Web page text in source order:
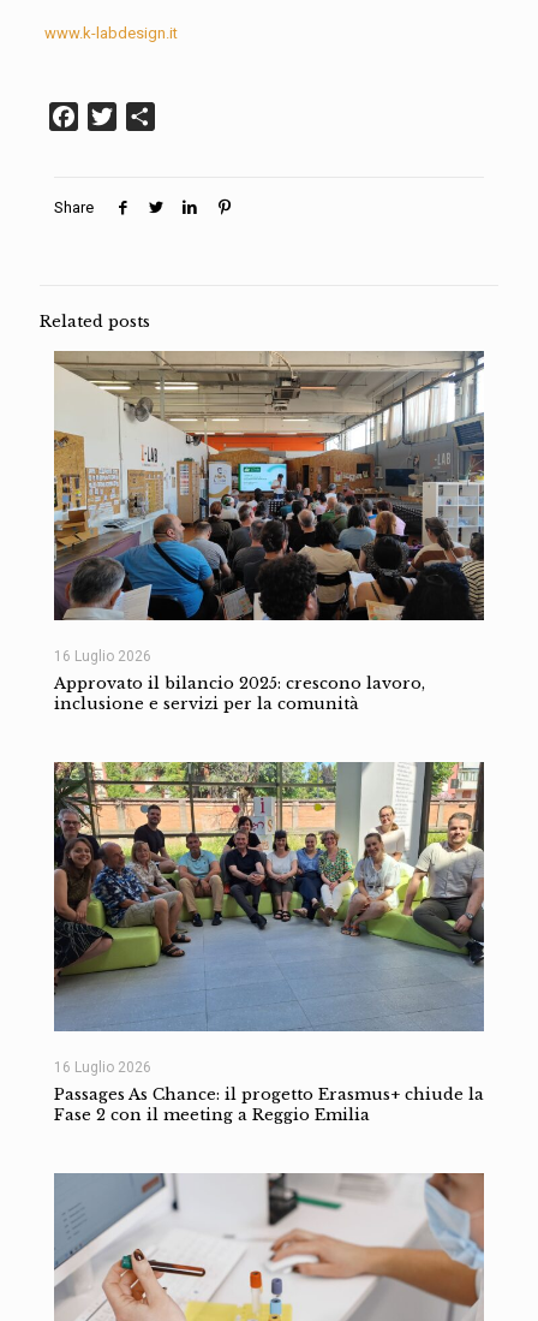
www.k-labdesign.it
Facebook
Twitter
Share
Related posts
16 Luglio 2026
Approvato il bilancio 2025: crescono lavoro,
inclusione e servizi per la comunità
16 Luglio 2026
Passages As Chance: il progetto Erasmus+ chiude la
Fase 2 con il meeting a Reggio Emilia